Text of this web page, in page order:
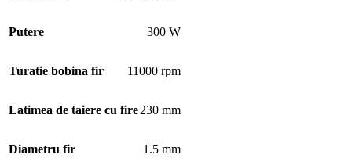
Putere 300 W
Turatie bobina fir 11000 rpm
Latimea de taiere cu fire230 mm
Diametru fir 1.5 mm